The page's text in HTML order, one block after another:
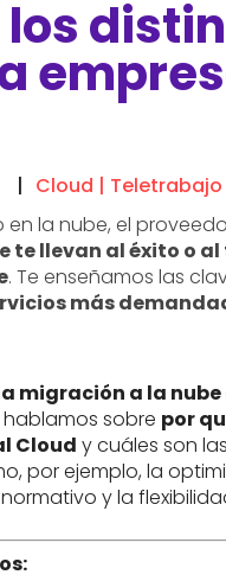
Cloud | Teletrabajo
en la nube, el
te llevan al éxito o
. Te enseñamos las
más
migración a la nube
sobre por
Cloud y cuáles son
por ejemplo, la
y la